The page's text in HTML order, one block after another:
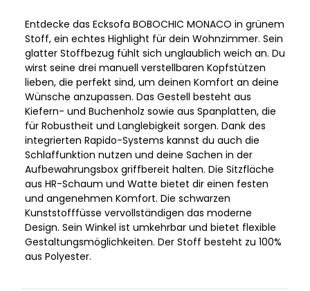
Entdecke das Ecksofa BOBOCHIC MONACO in grünem
Stoff, ein echtes Highlight für dein Wohnzimmer. Sein
glatter Stoffbezug fühlt sich unglaublich weich an. Du
wirst seine drei manuell verstellbaren Kopfstützen
lieben, die perfekt sind, um deinen Komfort an deine
Wünsche anzupassen. Das Gestell besteht aus
Kiefern- und Buchenholz sowie aus Spanplatten, die
für Robustheit und Langlebigkeit sorgen. Dank des
integrierten Rapido-Systems kannst du auch die
Schlaffunktion nutzen und deine Sachen in der
Aufbewahrungsbox griffbereit halten. Die Sitzfläche
aus HR-Schaum und Watte bietet dir einen festen
und angenehmen Komfort. Die schwarzen
Kunststofffüsse vervollständigen das moderne
Design. Sein Winkel ist umkehrbar und bietet flexible
Gestaltungsmöglichkeiten. Der Stoff besteht zu 100%
aus Polyester.